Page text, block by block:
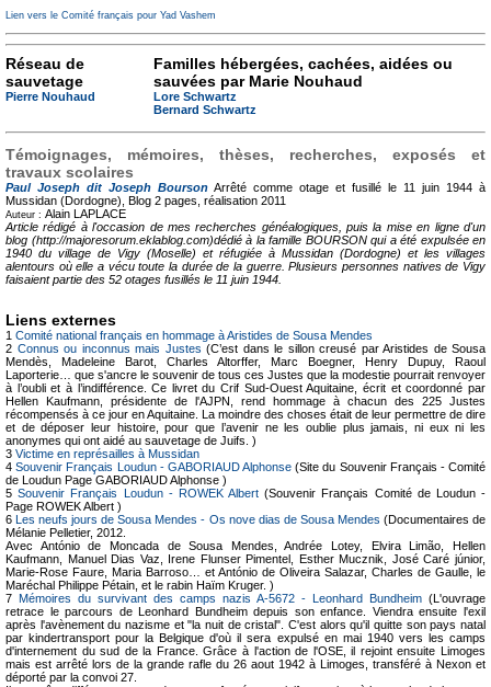
Lien vers le Comité français pour Yad Vashem
Réseau de
sauvetage
Pierre Nouhaud
Familles hébergées, cachées, aidées ou
sauvées par Marie Nouhaud
Lore Schwartz
Bernard Schwartz
Témoignages, mémoires, thèses, recherches, exposés et
travaux scolaires
Paul Joseph dit Joseph Bourson Arrêté comme otage et fusillé le 11 juin 1944 à
Mussidan (Dordogne), Blog 2 pages, réalisation 2011
Auteur : Alain LAPLACE
Article rédigé à l'occasion de mes recherches généalogiques, puis la mise en ligne d'un
blog (http://majoresorum.eklablog.com)dédié à la famille BOURSON qui a été expulsée en
1940 du village de Vigy (Moselle) et réfugiée à Mussidan (Dordogne) et les villages
alentours où elle a vécu toute la durée de la guerre. Plusieurs personnes natives de Vigy
faisaient partie des 52 otages fusillés le 11 juin 1944.
Liens externes
1 Comité national français en hommage à Aristides de Sousa Mendes
2 Connus ou inconnus mais Justes (C’est dans le sillon creusé par Aristides de Sousa
Mendès, Madeleine Barot, Charles Altorffer, Marc Boegner, Henry Dupuy, Raoul
Laporterie… que s'ancre le souvenir de tous ces Justes que la modestie pourrait renvoyer
à l’oubli et à l’indifférence. Ce livret du Crif Sud-Ouest Aquitaine, écrit et coordonné par
Hellen Kaufmann, présidente de l'AJPN, rend hommage à chacun des 225 Justes
récompensés à ce jour en Aquitaine. La moindre des choses était de leur permettre de dire
et de déposer leur histoire, pour que l’avenir ne les oublie plus jamais, ni eux ni les
anonymes qui ont aidé au sauvetage de Juifs. )
3 Victime en représailles à Mussidan
4Souvenir Français Loudun - GABORIAUD Alphonse (Site du Souvenir Français - Comité
de Loudun Page GABORIAUD Alphonse )
5Souvenir Français Loudun - ROWEK Albert (Souvenir Français Comité de Loudun -
Page ROWEK Albert )
6Les neufs jours de Sousa Mendes - Os nove dias de Sousa Mendes (Documentaires de
Mélanie Pelletier, 2012.
Avec António de Moncada de Sousa Mendes, Andrée Lotey, Elvira Limão, Hellen
Kaufmann, Manuel Dias Vaz, Irene Flunser Pimentel, Esther Mucznik, José Caré júnior,
Marie-Rose Faure, Maria Barroso… et António de Oliveira Salazar, Charles de Gaulle, le
Maréchal Philippe Pétain, et le rabin Haïm Kruger. )
7 Mémoires du survivant des camps nazis A-5672 - Leonhard Bundheim (L'ouvrage
retrace le parcours de Leonhard Bundheim depuis son enfance. Viendra ensuite l'exil
après l'avènement du nazisme et "la nuit de cristal". C'est alors qu'il quitte son pays natal
par kindertransport pour la Belgique d'où il sera expulsé en mai 1940 vers les camps
d'internement du sud de la France. Grâce à l'action de l'OSE, il rejoint ensuite Limoges
mais est arrêté lors de la grande rafle du 26 aout 1942 à Limoges, transféré à Nexon et
déporté par la convoi 27.